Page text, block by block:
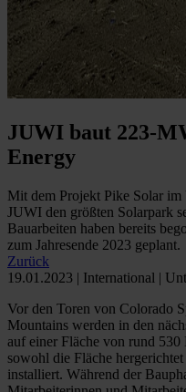
JUWI baut 223-
Energy
Mit dem Projekt Pike Solar im
JUWI den größten Solarpark
Bauarbeiten haben bereits
zum Jahresende 2023 geplant.
Zurück
19.01.2023 | International |
Vor den Toren von Colorado
Mountains werden in den
auf einer Fläche von rund
sowohl die Fläche
installiert. Während der